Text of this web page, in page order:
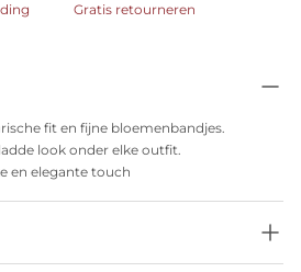
Gratis retourneren
fit en fijne bloemenbandjes.
look onder elke outfit.
en elegante touch